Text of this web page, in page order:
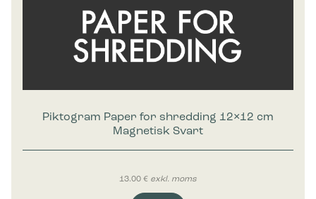
Piktogram Paper for shredding 12×12 cm
Magnetisk Svart
13.00 € exkl. moms